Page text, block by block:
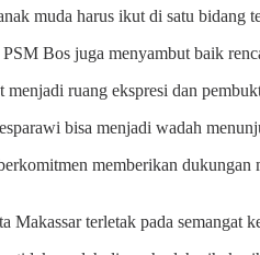
muda harus ikut di satu bidang
Bos juga menyambut baik
ruang ekspresi dan
bisa menjadi wadah
memberikan
terletak pada semangat